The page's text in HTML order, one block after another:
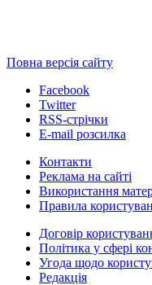
Повна версія сайту
Facebook
Twitter
RSS-стрічки
E-mail розсилка
Контакти
Реклама на сайті
Використання
Правила
Договір
Політика у сфері
Угода щодо
Редакція